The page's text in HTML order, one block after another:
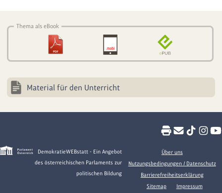
Thema als eBook
Material für den Unterricht
DemokratieWEBstatt - Ein Angebot
des österreichischen Parlaments zur
politischen Bildung
Über uns
Nutzungsbedingungen / Datenschutz
Barrierefreiheitserklärung
Sitemap
Impressum